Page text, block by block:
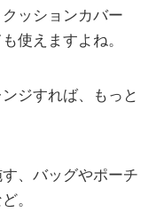
ッションカバー
使えますよね。
ジすれば、もっと
、バッグやポーチ
。